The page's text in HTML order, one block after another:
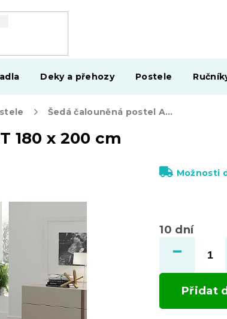
Deky a přehozy Postele
Šedá čalouněná postel ASPEN VELVET 180 x 200 cm
180 x 200 cm
10 dní
Možnosti
Přidat